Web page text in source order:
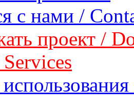
с нами /
проект /